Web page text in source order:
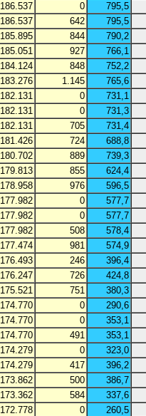
186.537 0
795,5
186.537 642
795,5
185.895 844
790,2
185.051 927
766,1
184.124 848
752,2
183.276 1.145
765,6
182.131 0
731,1
182.131 0
731,3
182.131 705
731,4
181.426 724
688,8
180.702 889
739,3
179.813 855
624,4
178.958 976
596,5
177.982 0
577,7
177.982 0
577,7
177.982 508
578,4
177.474 981
574,9
176.493 246
396,4
176.247 726
424,8
175.521 751
380,3
174.770 0
290,6
174.770 0
353,1
174.770 491
353,1
174.279 0
323,0
174.279 417
396,2
173.862 500
386,7
173.362 584
337,6
172.778 0
260,5